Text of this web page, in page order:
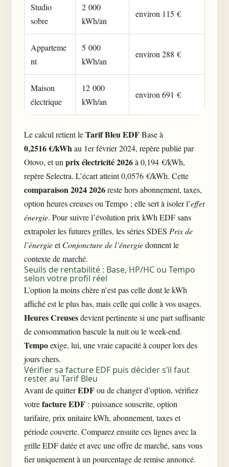
Studio
sobre
2 000
kWh/an
environ 115 €
Apparteme
nt
5 000
kWh/an
environ 288 €
Maison
électrique
12 000
kWh/an
environ 691 €
Le calcul retient leTarif Bleu EDFBase à
0,2516 €/kWhau 1er février 2024, repère publié par
Otovo, et un prix électricité 2026à 0,194 €/kWh,
repère Selectra. L’écart atteint 0,0576 €/kWh. Cette
comparaison 2024 2026reste hors abonnement, taxes,
option heures creuses ou Tempo ; elle sert à isoler l’effet
énergie. Pour suivre l’évolution prix kWh EDF sans
extrapoler les futures grilles, les séries SDES Prix de
l’énergieetConjoncture de l’énergiedonnent le
contexte de marché.
Seuils de rentabilité : Base, HP/HC ou Tempo
selon votre profil réel
L’option la moins chère n’est pas celle dont le kWh
affiché est le plus bas, mais celle qui colle à vos usages.
Heures Creusesdevient pertinente si une part suffisante
de consommation bascule la nuit ou le week-end.
Tempoexige, lui, une vraie capacité à couper lors des
jours chers.
Vérifier sa facture EDF puis décider s’il faut
rester au Tarif Bleu
Avant de quitterEDFou de changer d’option, vérifiez
votrefacture EDF : puissance souscrite, option
tarifaire, prix unitaire kWh, abonnement, taxes et
période couverte. Comparez ensuite ces lignes avec la
grille EDF datée et avec une offre de marché, sans vous
fier uniquement à un pourcentage de remise annoncé.